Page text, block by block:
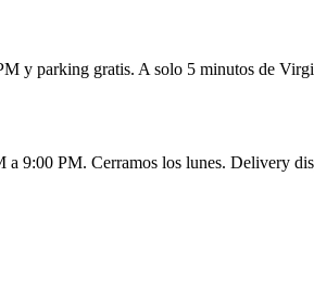
y parking gratis. A solo 5 minutos de
9:00 PM. Cerramos los lunes. Delivery